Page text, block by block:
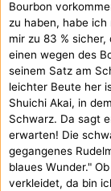
Bourbon
zu haben, habe
mir zu 83 % sicher,
einen wegen des
seinem Satz am
leichter Beute her
Shuichi Akai, in
Schwarz. Da sagt
erwarten! Die
gegangenes
blaues Wunder."
verkleidet, da bin